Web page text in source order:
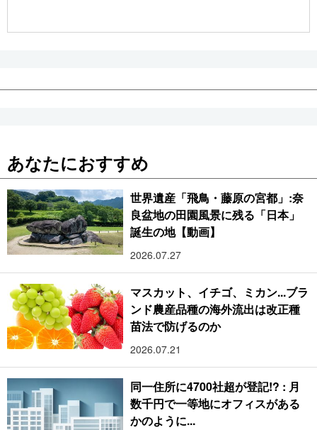
公式SNS
あなたにおすすめ
世界遺産「飛鳥・藤原の宮都」:奈
良盆地の田園風景に残る「日本」
誕生の地【動画】
2026.07.27
マスカット、イチゴ、ミカン...ブラ
ンド農産品種の海外流出は改正種
苗法で防げるのか
2026.07.21
同一住所に4700社超が登記!? : 月
数千円で一等地にオフィスがある
かのように...